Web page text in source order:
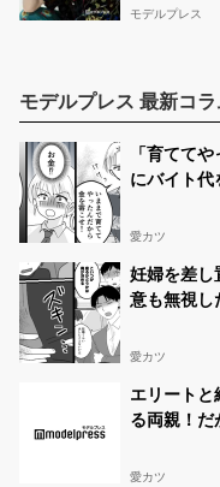
モデルプレス
モデルプレス 最新コラ
「育てて
にバイト
愛カツ
妊婦を差し
意も無視
愛カツ
エリートと
る両親！
愛カツ